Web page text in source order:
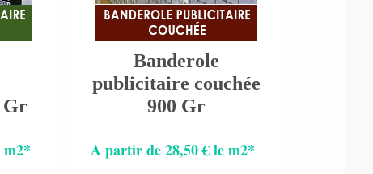
Gr
m2*
Banderole
publicitaire couchée
900 Gr
A partir de 28,50 € le m2*